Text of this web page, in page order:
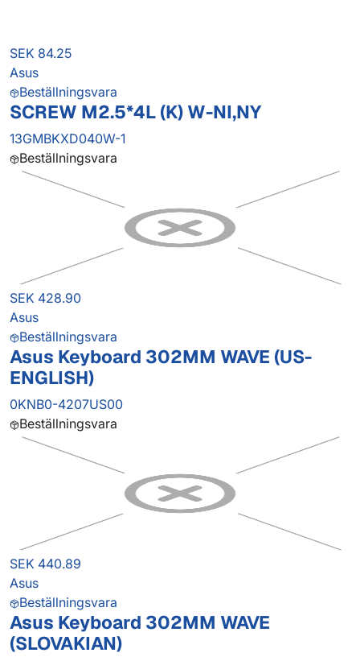
SEK 84.25
Asus
Beställningsvara
SCREW M2.5*4L (K) W-NI,NY
13GMBKXD040W-1
Beställningsvara
SEK 428.90
Asus
Beställningsvara
Asus Keyboard 302MM WAVE (US-
ENGLISH)
0KNB0-4207US00
Beställningsvara
SEK 440.89
Asus
Beställningsvara
Asus Keyboard 302MM WAVE
(SLOVAKIAN)